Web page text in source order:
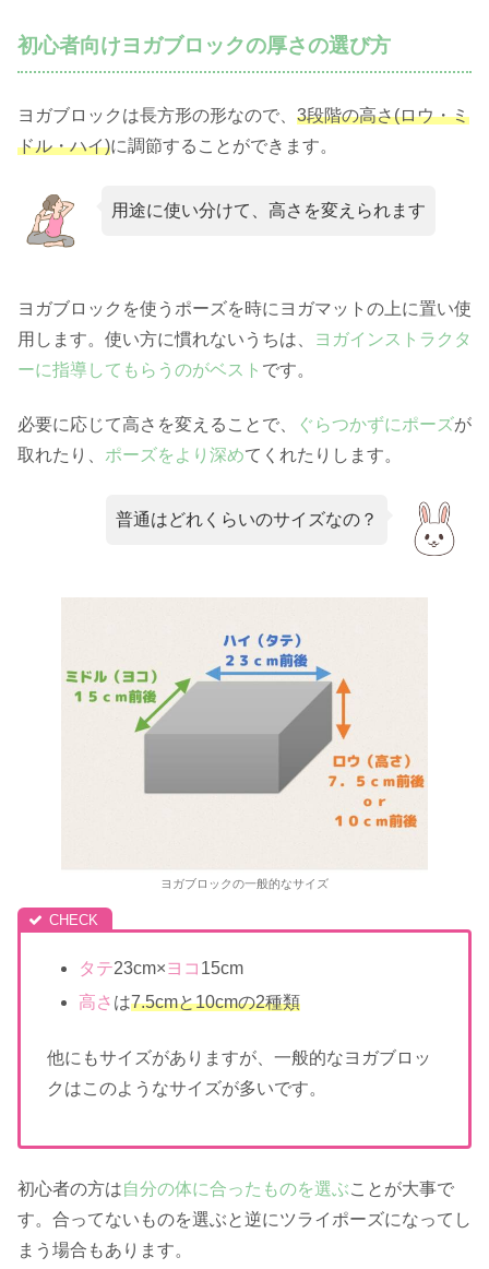
初心者向けヨガブロックの厚さの選び方
ヨガブロックは長方形の形なので、 3段階の高さ(ロウ・ミ
ドル・ハイ)に調節することができます。
用途に使い分けて、高さを変えられます
ヨガブロックを使うポーズを時にヨガマットの上に置い使
用します。使い方に慣れないうちは、
ヨガインストラクタ
ーに指導してもらうのがベスト です。
必要に応じて高さを変えることで、 ぐらつかずにポーズが
取れたり、 ポーズをより深めてくれたりします。
普通はどれくらいのサイズなの？
ヨガブロックの一般的なサイズ
タテ23cm×ヨコ 15cm
高さ は7.5cmと10cmの2種類
他にもサイズがありますが、一般的なヨガブロッ
クはこのようなサイズが多いです。
初心者の方は自分の体に合ったものを選ぶことが大事で
す。合ってないものを選ぶと逆にツライポーズになってし
まう場合もあります。